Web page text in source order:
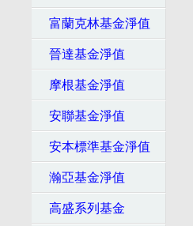
富蘭克林基金淨值
晉達基金淨值
摩根基金淨值
安聯基金淨值
安本標準基金淨值
瀚亞基金淨值
高盛系列基金